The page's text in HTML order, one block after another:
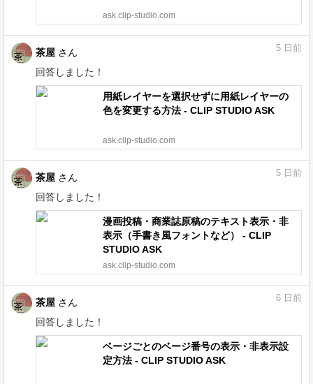
ask.clip-studio.com
茶屋 さん
回答しました！
5 日前
用紙レイヤーを選択せずに用紙レイヤーの
色を変更する方法 - CLIP STUDIO ASK
ask.clip-studio.com
茶屋 さん
回答しました！
5 日前
漫画投稿・商業誌原稿のテキスト表示・非
表示（手書き風フォントなど） - CLIP
STUDIO ASK
ask.clip-studio.com
茶屋 さん
回答しました！
6 日前
ベージごとのベージ番号の表示・非表示設
定方法 - CLIP STUDIO ASK